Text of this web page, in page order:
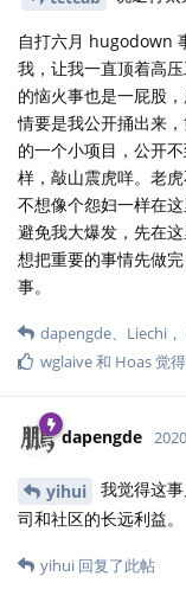
自打六月 hugodown
我，让我一直顶着高
的恼火事也是一屁股
情要是我公开捅出来
的一个小项目，公开
样，敲山震虎咩。老
不想像个怨妇一样在
避免我大爆发，先在
想把重要的事情先做
事。
dapengde、 Liechi ，
wglaive和 Hoas觉
dapengde
yihui
我觉得这
司和社区的长远利益。
yihui 回复了此帖